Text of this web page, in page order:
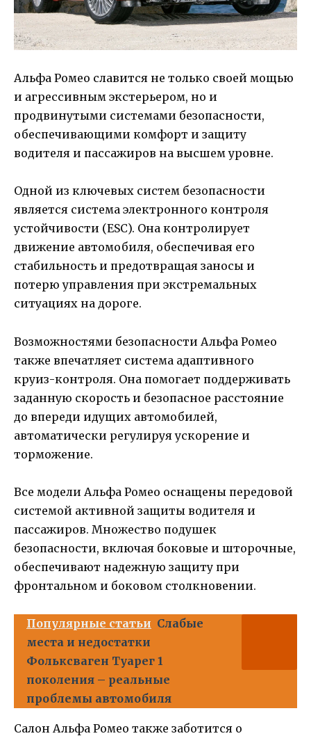
Альфа Ромео славится не только своей мощью
и агрессивным экстерьером, но и
продвинутыми системами безопасности,
обеспечивающими комфорт и защиту
водителя и пассажиров на высшем уровне.
Одной из ключевых систем безопасности
является система электронного контроля
устойчивости (ESC). Она контролирует
движение автомобиля, обеспечивая его
стабильность и предотвращая заносы и
потерю управления при экстремальных
ситуациях на дороге.
Возможностями безопасности Альфа Ромео
также впечатляет система адаптивного
круиз-контроля. Она помогает поддерживать
заданную скорость и безопасное расстояние
до впереди идущих автомобилей,
автоматически регулируя ускорение и
торможение.
Все модели Альфа Ромео оснащены передовой
системой активной защиты водителя и
пассажиров. Множество подушек
безопасности, включая боковые и шторочные,
обеспечивают надежную защиту при
фронтальном и боковом столкновении.
Популярные статьи Слабые
места и недостатки
Фольксваген Туарег 1
поколения – реальные
проблемы автомобиля
Салон Альфа Ромео также заботится о